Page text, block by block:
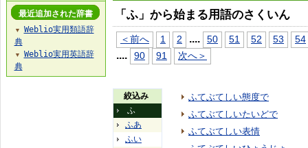
「ふ」から始まる用語のさくいん
＜前へ 1 2 .... 50 51 52 53 54
.... 90 91 次へ＞
絞込み
ふ
ふあ
ふい
ふてぶてしい態度で
ふてぶてしいたいどで
ふてぶてしい表情
最近追加された辞書
▼
Weblio実用類語辞
典
▼
Weblio実用英語辞
典